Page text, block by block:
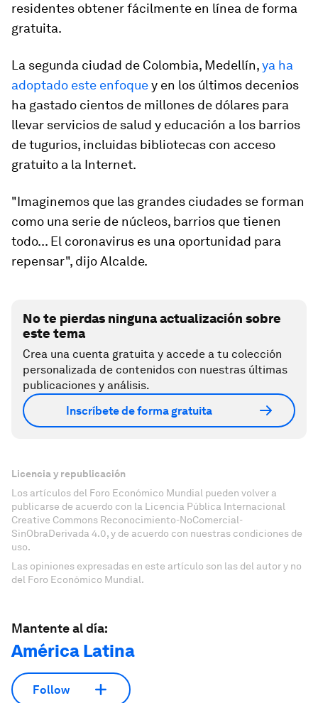
residentes obtener fácilmente en línea de forma
gratuita.
La segunda ciudad de Colombia, Medellín,ya ha
adoptado este enfoquey en los últimos decenios
ha gastado cientos de millones de dólares para
llevar servicios de salud y educación a los barrios
de tugurios, incluidas bibliotecas con acceso
gratuito a la Internet.
"Imaginemos que las grandes ciudades se forman
como una serie de núcleos, barrios que tienen
todo... El coronavirus es una oportunidad para
repensar", dijo Alcalde.
No te pierdas ninguna actualización sobre
este tema
Crea una cuenta gratuita y accede a tu colección
personalizada de contenidos con nuestras últimas
publicaciones y análisis.
Inscríbete de forma gratuita
Licencia y republicación
Los artículos del Foro Económico Mundial pueden volver a
publicarse de acuerdo con la Licencia Pública Internacional
Creative Commons Reconocimiento-NoComercial-
SinObraDerivada 4.0, y de acuerdo con nuestras condiciones de
uso.
Las opiniones expresadas en este artículo son las del autor y no
del Foro Económico Mundial.
Mantente al día:
América Latina
Follow